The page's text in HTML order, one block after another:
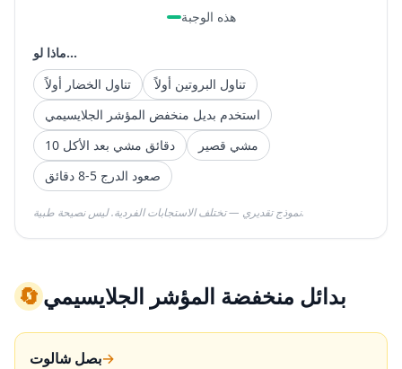
هذه الوجبة
ماذا لو...
تناول الخضار أولاً
تناول البروتين أولاً
استخدم بديل منخفض المؤشر الجلايسيمي
10 دقائق مشي بعد الأكل
مشي قصير
صعود الدرج 5-8 دقائق
نموذج تقديري — تختلف الاستجابات الفردية. ليس نصيحة طبية.
🔄بدائل منخفضة المؤشر الجلايسيمي
بصل شالوت→